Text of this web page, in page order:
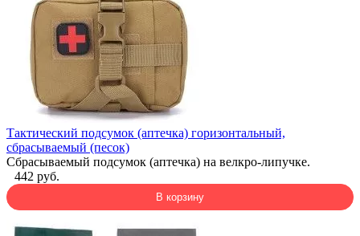
Тактический подсумок (аптечка) горизонтальный,
сбрасываемый (песок)
Сбрасываемый подсумок (аптечка) на велкро-липучке.
442 руб.
В корзину